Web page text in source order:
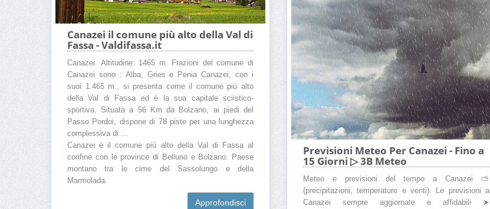
Canazei il comune più alto della Val di
Fassa - Valdifassa.it
Canazei. Altitudine: 1465 m. Frazioni del comune di
Canazei sono : Alba, Gries e Penia Canazei, con i
suoi 1.465 m., si presenta come il comune più alto
della Val di Fassa ed è la sua capitale sciistico-
sportiva. Situata a 56 Km da Bolzano, ai piedi del
Passo Pordoi, dispone di 78 piste per una lunghezza
complessiva di ...
Canazei è il comune più alto della Val di Fassa al
confine con le province di Belluno e Bolzano. Paese
montano tra le cime del Sassolungo e della
Marmolada.
Approfondisci
Previsioni Meteo Per Canazei - Fino a
15 Giorni ▷ 3B Meteo
Meteo e previsioni del tempo a Canazei ⛅
(precipitazioni, temperature e venti). Le previsioni a
Canazei sempre aggiornate e affidabili ➤